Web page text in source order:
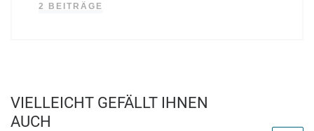
2 BEITRÄGE
VIELLEICHT GEFÄLLT IHNEN
AUCH